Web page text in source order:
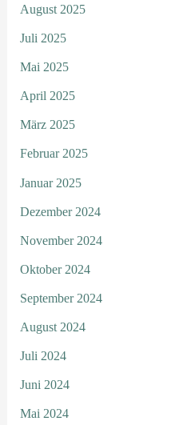
August 2025
Juli 2025
Mai 2025
April 2025
März 2025
Februar 2025
Januar 2025
Dezember 2024
November 2024
Oktober 2024
September 2024
August 2024
Juli 2024
Juni 2024
Mai 2024